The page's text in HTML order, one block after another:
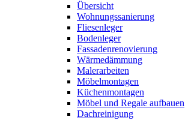
Übersicht
Wohnungssanierung
Fliesenleger
Bodenleger
Fassadenrenovierung
Wärmedämmung
Malerarbeiten
Möbelmontagen
Küchenmontagen
Möbel und Regale aufbauen
Dachreinigung